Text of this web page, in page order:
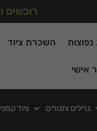
רוכשים
השכרת ציוד
אישי
גרילים ותנורים ציוד